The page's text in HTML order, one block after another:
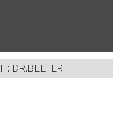
DR.BELTER